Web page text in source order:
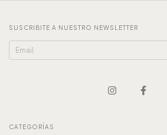
SUSCRIBITE A NUESTRO NEWSLETTER
CATEGORÍAS